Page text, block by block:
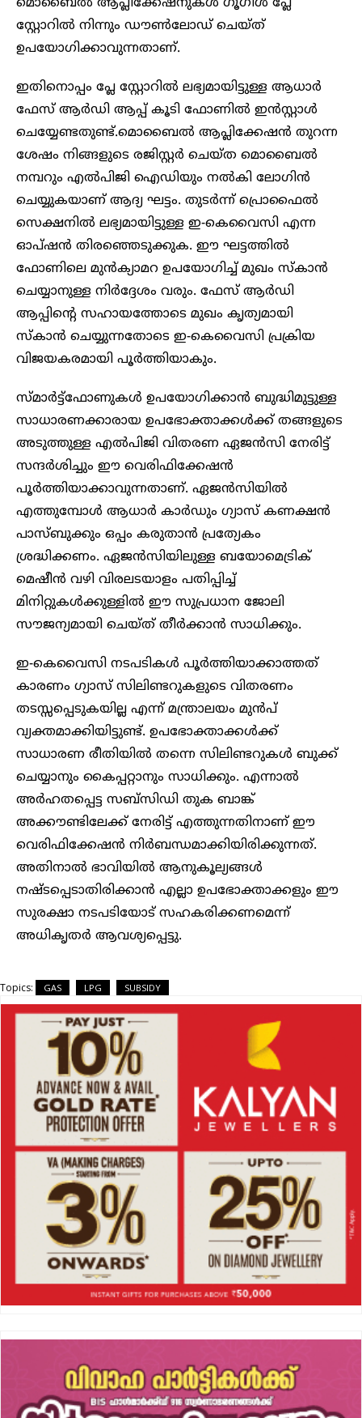
മൊബൈൽ ആപ്ലിക്കേഷനുകൾ ഗൂഗിൾ പ്ലേ
സ്റ്റോറിൽ നിന്നും ഡൗൺലോഡ് ചെയ്ത്
ഉപയോഗിക്കാവുന്നതാണ്.
ഇതിനൊപ്പം പ്ലേ സ്റ്റോറിൽ ലഭ്യമായിട്ടുള്ള ആധാർ
ഫേസ് ആർഡി ആപ്പ് കൂടി ഫോണിൽ ഇൻസ്റ്റാൾ
ചെയ്യേണ്ടതുണ്ട്.മൊബൈൽ ആപ്ലിക്കേഷൻ തുറന്ന
ശേഷം നിങ്ങളുടെ രജിസ്റ്റർ ചെയ്ത മൊബൈൽ
നമ്പറും എൽപിജി ഐഡിയും നൽകി ലോഗിൻ
ചെയ്യുകയാണ് ആദ്യ ഘട്ടം. തുടർന്ന് പ്രൊഫൈൽ
സെക്ഷനിൽ ലഭ്യമായിട്ടുള്ള ഇ-കെവൈസി എന്ന
ഓപ്ഷൻ തിരഞ്ഞെടുക്കുക. ഈ ഘട്ടത്തിൽ
ഫോണിലെ മുൻക്യാമറ ഉപയോഗിച്ച് മുഖം സ്കാൻ
ചെയ്യാനുള്ള നിർദ്ദേശം വരും. ഫേസ് ആർഡി
ആപ്പിന്റെ സഹായത്തോടെ മുഖം കൃത്യമായി
സ്കാൻ ചെയ്യുന്നതോടെ ഇ-കെവൈസി പ്രക്രിയ
വിജയകരമായി പൂർത്തിയാകും.
സ്മാർട്ട്ഫോണുകൾ ഉപയോഗിക്കാൻ ബുദ്ധിമുട്ടുള്ള
സാധാരണക്കാരായ ഉപഭോക്താക്കൾക്ക് തങ്ങളുടെ
അടുത്തുള്ള എൽപിജി വിതരണ ഏജൻസി നേരിട്ട്
സന്ദർശിച്ചും ഈ വെരിഫിക്കേഷൻ
പൂർത്തിയാക്കാവുന്നതാണ്. ഏജൻസിയിൽ
എത്തുമ്പോൾ ആധാർ കാർഡും ഗ്യാസ് കണക്ഷൻ
പാസ്‌ബുക്കും ഒപ്പം കരുതാൻ പ്രത്യേകം
ശ്രദ്ധിക്കണം. ഏജൻസിയിലുള്ള ബയോമെട്രിക്
മെഷീൻ വഴി വിരലടയാളം പതിപ്പിച്ച്
മിനിറ്റുകൾക്കുള്ളിൽ ഈ സുപ്രധാന ജോലി
സൗജന്യമായി ചെയ്ത് തീർക്കാൻ സാധിക്കും.
ഇ-കെവൈസി നടപടികൾ പൂർത്തിയാക്കാത്തത്
കാരണം ഗ്യാസ് സിലിണ്ടറുകളുടെ വിതരണം
തടസ്സപ്പെടുകയില്ല എന്ന് മന്ത്രാലയം മുൻപ്
വ്യക്തമാക്കിയിട്ടുണ്ട്. ഉപഭോക്താക്കൾക്ക്
സാധാരണ രീതിയിൽ തന്നെ സിലിണ്ടറുകൾ ബുക്ക്
ചെയ്യാനും കൈപ്പറ്റാനും സാധിക്കും. എന്നാൽ
അർഹതപ്പെട്ട സബ്‌സിഡി തുക ബാങ്ക്
അക്കൗണ്ടിലേക്ക് നേരിട്ട് എത്തുന്നതിനാണ് ഈ
വെരിഫിക്കേഷൻ നിർബന്ധമാക്കിയിരിക്കുന്നത്.
അതിനാൽ ഭാവിയിൽ ആനുകൂല്യങ്ങൾ
നഷ്ടപ്പെടാതിരിക്കാൻ എല്ലാ ഉപഭോക്താക്കളും ഈ
സുരക്ഷാ നടപടിയോട് സഹകരിക്കണമെന്ന്
അധികൃതർ ആവശ്യപ്പെട്ടു.
Topics: GAS LPG SUBSIDY